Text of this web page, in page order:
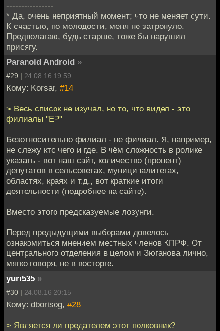
----------------
* Да, очень неприятный момент; что не меняет сути.
К счастью, по молодости, меня не затронуло.
Предполагаю, будь старше, тоже бы нарушил
присягу.
Paranoid Android »
#29 | 24.08.16 19:59
Кому: Korsar, #14
> Весь список не изучал, но то, что видел - это
филиалы "ЕР"
Безотносительно филиал - не филиал. Я, например,
не слежу кто чего и где. В чём сложность в ролике
указать - вот наш сайт, количество (процент)
депутатов в сельсоветах, муниципалитетах,
областях, краях и т.д., вот краткие итоги
деятельности (подробнее на сайте).
Вместо этого предсказуемые лозунги.
Перед предыдущими выборами довелось
ознакомиться мнением местных членов КПРФ. От
центрального отделения в целом и Зюганова лично,
мягко говоря, не в восторге.
yuri535 »
#30 | 24.08.16 20:15
Кому: dborisog, #28
> Является ли предателем этот полковник?